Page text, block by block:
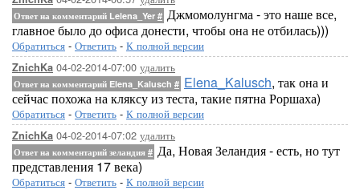
Ответ на комментарий Lelena_Yer # Джмомолунгма - это наше все,
главное было до офиса донести, чтобы она не отбилась)))
Обратиться - Ответить - К полной версии
ZnichKa 04-02-2014-07:00 удалить
Ответ на комментарий Elena_Kalusch # Elena_Kalusch, так она и
сейчас похожа на кляксу из теста, такие пятна Роршаха)
Обратиться - Ответить - К полной версии
ZnichKa 04-02-2014-07:02 удалить
Ответ на комментарий зеландия # Да, Новая Зеландия - есть, но тут
представления 17 века)
Обратиться - Ответить - К полной версии